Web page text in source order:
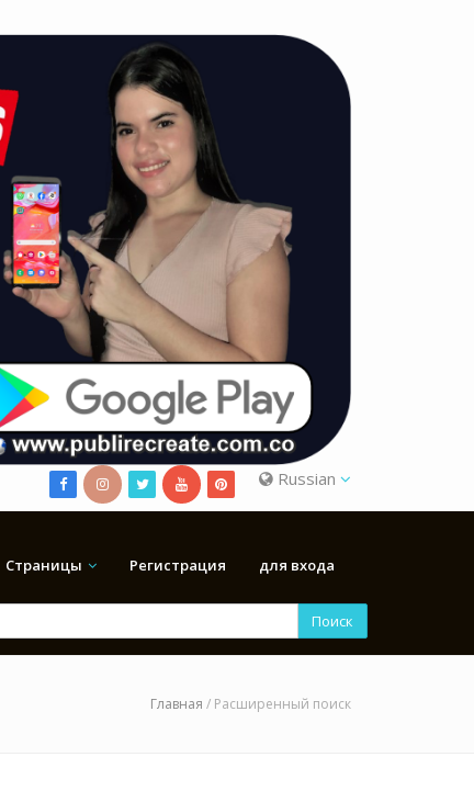
Russian
Страницы Регистрация для входа
Поиск
Главная / Расширенный поиск